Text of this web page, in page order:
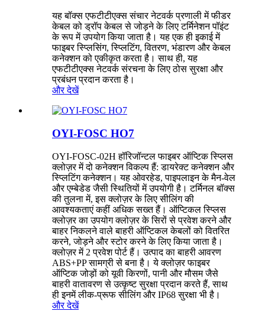
यह बॉक्स एफटीटीएक्स संचार नेटवर्क प्रणाली में फीडर
केबल को ड्रॉप केबल से जोड़ने के लिए टर्मिनेशन पॉइंट
के रूप में उपयोग किया जाता है। यह एक ही इकाई में
फाइबर स्प्लिसिंग, स्प्लिटिंग, वितरण, भंडारण और केबल
कनेक्शन को एकीकृत करता है। साथ ही, यह
एफटीटीएक्स नेटवर्क संरचना के लिए ठोस सुरक्षा और
प्रबंधन प्रदान करता है।
और देखें
OYI-FOSC HO7
OYI-FOSC-02H हॉरिजॉन्टल फाइबर ऑप्टिक स्प्लिस
क्लोज़र में दो कनेक्शन विकल्प हैं: डायरेक्ट कनेक्शन और
स्प्लिटिंग कनेक्शन। यह ओवरहेड, पाइपलाइन के मैन-वेल
और एम्बेडेड जैसी स्थितियों में उपयोगी है। टर्मिनल बॉक्स
की तुलना में, इस क्लोज़र के लिए सीलिंग की
आवश्यकताएं कहीं अधिक सख्त हैं। ऑप्टिकल स्प्लिस
क्लोज़र का उपयोग क्लोज़र के सिरों से प्रवेश करने और
बाहर निकलने वाले बाहरी ऑप्टिकल केबलों को वितरित
करने, जोड़ने और स्टोर करने के लिए किया जाता है।
क्लोज़र में 2 प्रवेश पोर्ट हैं। उत्पाद का बाहरी आवरण
ABS+PP सामग्री से बना है। ये क्लोज़र फाइबर
ऑप्टिक जोड़ों को यूवी किरणों, पानी और मौसम जैसे
बाहरी वातावरण से उत्कृष्ट सुरक्षा प्रदान करते हैं, साथ
ही इनमें लीक-प्रूफ सीलिंग और IP68 सुरक्षा भी है।
और देखें